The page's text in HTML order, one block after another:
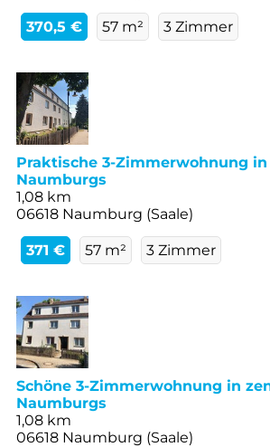
370,5 € 57 m² 3 Zimmer
Praktische 3-Zimmerwohnung
Naumburgs
1,08 km
06618 Naumburg (Saale)
371 € 57 m² 3 Zimmer
Schöne 3-Zimmerwohnung in
Naumburgs
1,08 km
06618 Naumburg (Saale)